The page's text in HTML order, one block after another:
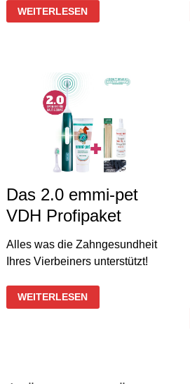
2
EMMI
WEITERLESEN
Das 2.0 emmi-pet
VDH Profipaket
Alles was die Zahngesundheit
Ihres Vierbeiners unterstützt!
DAS
2.0
EMMI-
WEITERLESEN